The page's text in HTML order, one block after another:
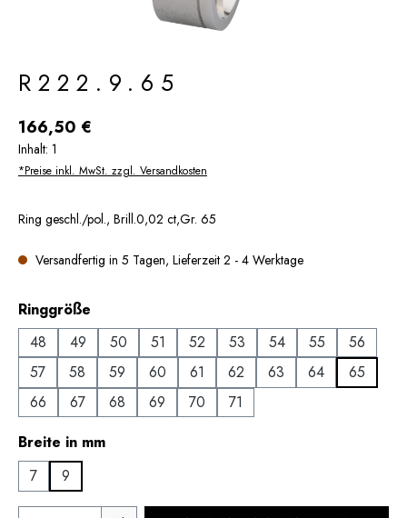
R222.9.65
Regulärer Preis:
166,50 €
Inhalt: 1
*Preise inkl. MwSt. zzgl. Versandkosten
Ring geschl./pol., Brill.0,02 ct,Gr. 65
Versandfertig in 5 Tagen, Lieferzeit 2 - 4 Werktage
Ringgröße
48
49 50 51 52 53 54 55
56
57
58 59 60 61 62 63 64
65
66
67 68 69 70
71
Breite in mmauswählen
7
9